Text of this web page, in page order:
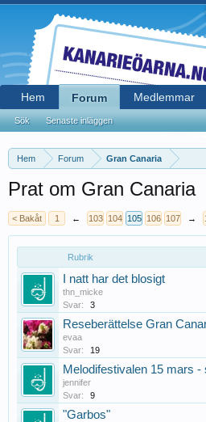
Hem Forum Gran Canaria
Prat om Gran Canaria
< Bakåt 1 ← 103 104 105 106 107 →
Rubrik
I natt har det blosigt
thn_micke
Svar:
3
Reseberättelse Gran
evaa
Svar:
19
Melodifestivalen 15 mars -
jennifer
Svar:
9
"Garbos"
Hem Forum
Sök Senaste inläggen
Medlemmar